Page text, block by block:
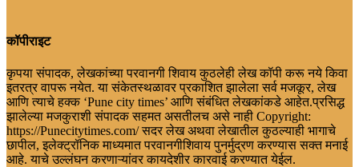
कॉपीराइट
कृपया संपादक, लेखकांच्या परवानगी शिवाय कुठलेही लेख कॉपी करू नये किवा
इतरत्र वापरू नयेत. या संकेतस्थळावर प्रकाशित झालेला सर्व मजकूर, लेख
आणि त्याचे हक्क ‘Pune city times’ आणि संबंधित लेखकांकडे आहेत.प्रसिद्ध
झालेल्या मजकुराशी संपादक सहमत असतीलच असे नाही Copyright:
https://Punecitytimes.com/ सदर लेख अथवा लेखातील कुठल्याही भागाचे
छापील, इलेक्ट्रॉनिक माध्यमात परवानगीशिवाय पुनर्मुद्रण करण्यास सक्त मनाई
आहे. याचे उल्लंघन करणाऱ्यांवर कायदेशीर कारवाई करण्यात येईल.